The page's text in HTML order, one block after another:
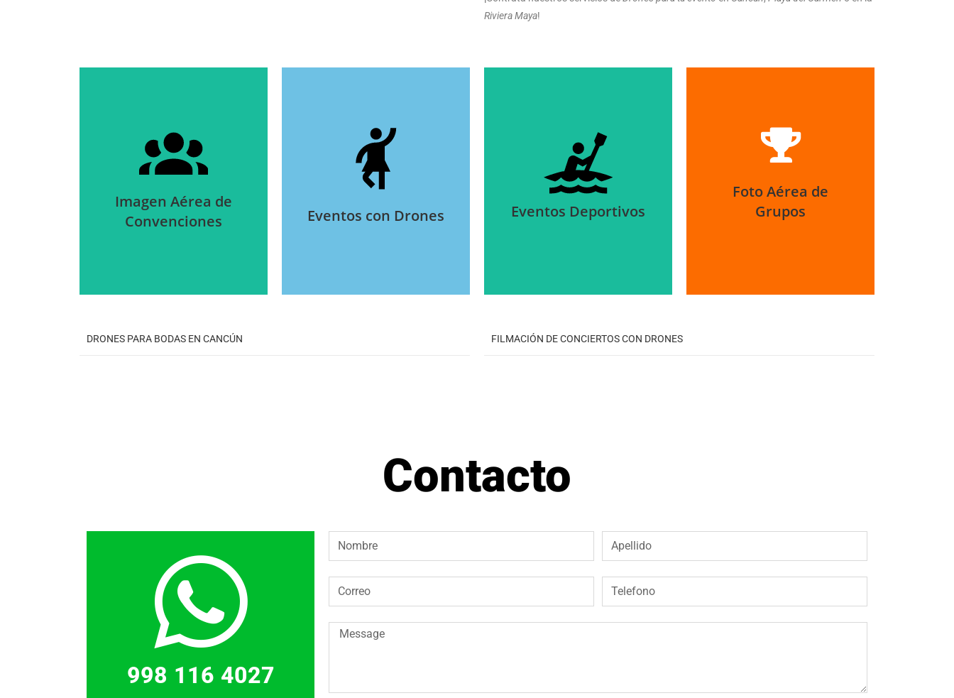
Riviera Maya!
Imagen Aérea de
Convenciones
Convenciones
Eventos con Drones
Eventos de Moda
con Drones
Eventos Deportivos
Filmación aérea de
Juegos y Torneos
Foto Aérea de
Grupos
Grupos y
Drones
DRONES PARA BODAS EN CANCÚN FILMACIÓN DE CONCIERTOS CON DRONES
Contacto
998 116 4027